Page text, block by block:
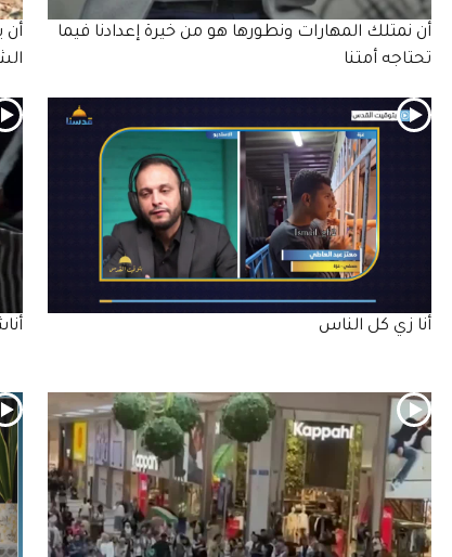
أن نمتلك المهارات ونطورها هو من خيرة إعدادنا فيما
تحتاجه أمتنا
أنا زي كل الناس